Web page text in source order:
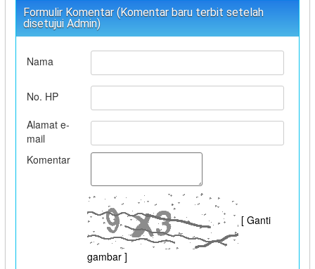
Formulir Komentar (Komentar baru terbit setelah
disetujui Admin)
Nama
No. HP
Alamat e-
mail
Komentar
[ Ganti
gambar ]